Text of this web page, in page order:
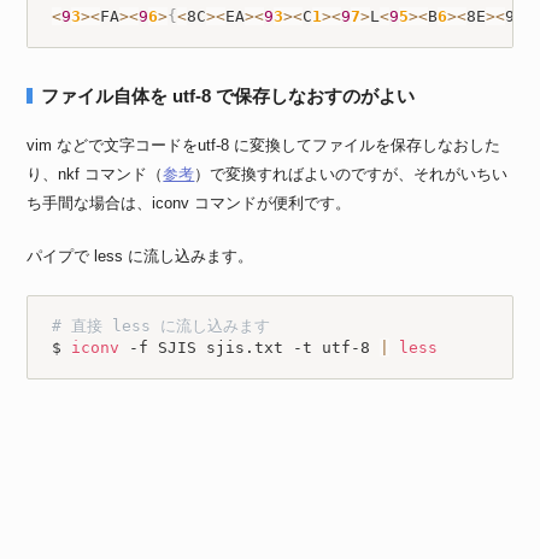
<93><FA><96>{<8C><EA><93><C1><97>L<95><B6><8E><9A
ファイル自体を utf-8 で保存しなおすのがよい
vim などで文字コードをutf-8 に変換してファイルを保存しなおした
り、nkf コマンド（参考）で変換すればよいのですが、それがいちい
ち手間な場合は、iconv コマンドが便利です。
パイプで less に流し込みます。
# 直接 less に流し込みます
$ iconv -f SJIS sjis.txt -t utf-8 less